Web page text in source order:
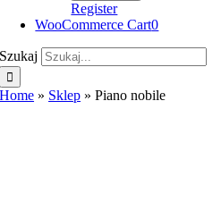
Register
WooCommerce Cart0
Szukaj
Home » Sklep »Piano nobile